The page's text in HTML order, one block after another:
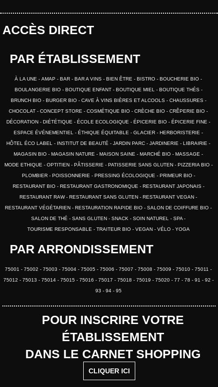
ACCÈS DIRECT
PAR ÉTABLISSEMENT
À LA UNE AMAP BAR BAR A VINS BIEN ÊTRE BISTRO
BOUCHERIE BIO
BOULANGERIE BIO
BOUTIQUE ENFANT BOUTIQUE MIEL
BOUTIQUE THÉS
BRUNCH BIO
BURGER BIO CAVE À VINS BIÈRES ET ALCOOLS
CHAUSSURES
CHOCOLAT
CONCEPT STORE COSMÉTIQUE BIO CRÈCHE BIO
CRÊPERIE BIO
DÉCORATION
DIÉTÉTIQUE ÉCOLE ECOLOGIQUE ÉPICERIE BIO
ÉPICERIE FINE
ESPACE ÉVÉNEMENTIEL
ÉTHIQUE ÉQUITABLE GLACIER
HERBORISTERIE
HÔTEL ÉCO LABEL
INSTITUT DE BEAUTÉ JARDIN PARC JARDINERIE
LIBRAIRIE
MAGASIN BIO
MAGASIN NATURE MAISON SAINE MARCHÉ BIO
MASSAGE
MODE ETHIQUE
OPTITIEN PÂTISSERIE PATISSERIE SANS GLUTEN
PIZZERIA BIO
PLOMBIER
POISSONNERIE PRESSING ÉCOLOGIQUE
PRIMEUR BIO
RESTAURANT BIO
RESTAURANT GASTRONOMIQUE
RESTAURANT JAPONAIS
RESTAURANT RAW
RESTAURANT SANS GLUTEN
RESTAURANT VEGAN
RESTAURANT VÉGÉTARIEN
RESTAURATION RAPIDE BIO
SALON DE COIFFURE BIO
SALON DE THÉ
SANS GLUTEN SNACK SOIN NATUREL
SPA
TOURISME RESPONSABLE
TRAITEUR BIO VEGAN VÉLO YOGA
PAR ARRONDISSEMENT
75001 75002 75003 75004 75005 75006 75007 75008 75009 75010
75011
75012
75013 75014 75015 75016 75017 75018 75019 75020 77 78 91
92
93
94 95
POUR INSCRIRE VOTRE
ÉTABLISSEMENT
DANS LE CARNET SHOPPING
CLIQUER ICI